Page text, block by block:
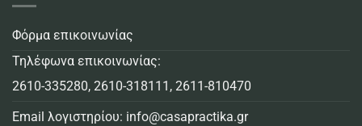
Φόρμα επικοινωνίας
Τηλέφωνα επικοινωνίας:
2610-335280, 2610-318111 , 2611-810470
Email λογιστηρίου: info@casapractika.gr